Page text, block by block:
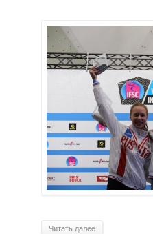
Читать далее